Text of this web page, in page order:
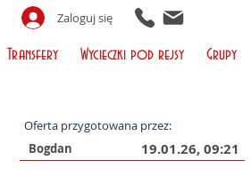
Zaloguj się
Transfery Wycieczki pod rejsy Grupy
Oferta przygotowana przez:
19.01.26, 09:21